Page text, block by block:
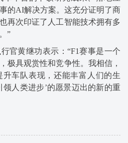
的AI解决方案。这充分证明了商
再次印证了人工智能技术拥有多
”
官黄继功表示：“F1赛事是一个
极具观赏性和竞争性。我相信，
车队表现，还能丰富人们的生
人类进步’的愿景迈出的新的重